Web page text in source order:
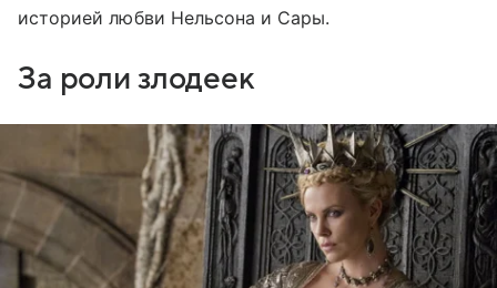
историей любви Нельсона и Сары.
За роли злодеек